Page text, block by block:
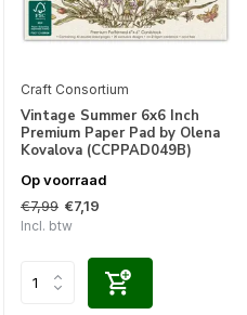
Craft Consortium
Vintage Summer 6x6 Inch
Premium Paper Pad by Olena
Kovalova (CCPPAD049B)
Op voorraad
€7,99 €7,19
Incl. btw